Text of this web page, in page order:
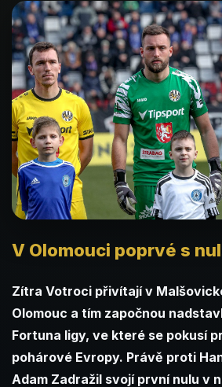
V Olomouci poprvé s
Zítra Votroci přivítají v
Olomouc a tím započnou
Fortuna ligy, ve které se pokusí
pohárové Evropy. Právě proti
Adam Zadražil svojí první nulu v